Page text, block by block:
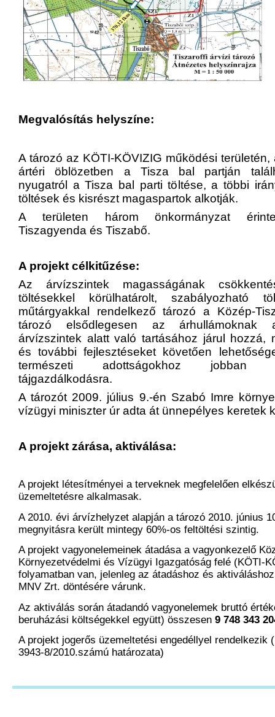
Megvalósítás helyszíne:
A tározó az KÖTI-KÖVIZIG működési
ártéri öblözetben a Tisza bal partján
nyugatról a Tisza bal parti töltése, a többi
töltések és kisrészt magaspartok alkotják.
A területen három önkormányzat
Tiszagyenda és Tiszabő.
A projekt célkitűzése:
Az árvízszintek magasságának
töltésekkel körülhatárolt, szabályozható
műtárgyakkal rendelkező tározó a Közép-
tározó elsődlegesen az árhullámoknak
árvízszintek alatt való tartásához járul hozzá,
és további fejlesztéseket követően
természeti adottságokhoz jobban
tájgazdálkodásra.
A tározót 2009. július 9.-én Szabó Imre
vízügyi miniszter úr adta át ünnepélyes keretek
A projekt zárása, aktiválása:
A projekt létesítményei a terveknek megfelelően
üzemeltetésre alkalmasak.
A 2010. évi árvízhelyzet alapján a tározó 2010. június
megnyitásra került mintegy 60%-os feltöltési szintig.
A projekt vagyonelemeinek átadása a vagyonkezelő
Környezetvédelmi és Vízügyi Igazgatóság felé (KÖTI-
folyamatban van, jelenleg az átadáshoz és
MNV Zrt. döntésére várunk.
Az aktiválás során átadandó vagyonelemek bruttó
beruházási költségekkel együtt) összesen 9 748 343
A projekt jogerős üzemeltetési engedéllyel rendelkezik
3943-8/2010.számú határozata)